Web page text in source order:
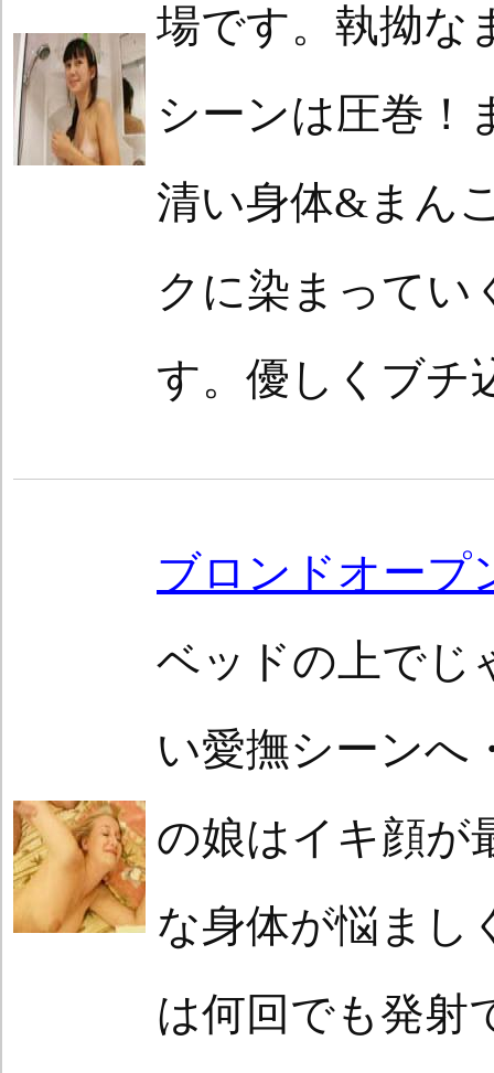
場です。執拗な
シーンは圧巻！
清い身体&まん
クに染まってい
す。優しくブチ
ブロンドオープ
ベッドの上でじ
い愛撫シーンへ
の娘はイキ顔が
な身体が悩まし
は何回でも発射